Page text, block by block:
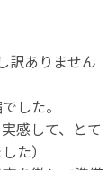
訳ありません
した。
感して、とて
た）